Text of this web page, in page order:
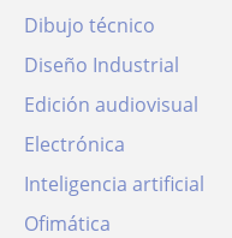
Dibujo técnico
Diseño Industrial
Edición audiovisual
Electrónica
Inteligencia artificial
Ofimática